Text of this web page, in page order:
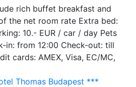
rich buffet breakfast and
the net room rate Extra bed:
10.- EUR / car / day Pets
in: from 12:00 Check-out: till
cards: AMEX, Visa, EC/MC,
Thomas Budapest ***